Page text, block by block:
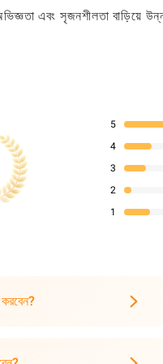
অভিজ্ঞতা এবং সৃজনশীলতা
5
4
3
2
1